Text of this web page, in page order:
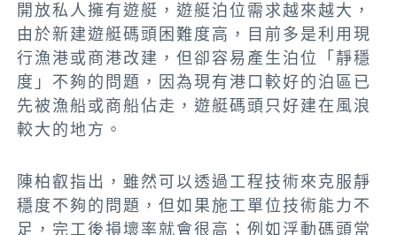
開放私人擁有遊艇，遊艇泊位需求越來越大，
由於新建遊艇碼頭困難度高，目前多是利用現
行漁港或商港改建，但卻容易產生泊位「靜穩
度」不夠的問題，因為現有港口較好的泊區已
先被漁船或商船佔走，遊艇碼頭只好建在風浪
較大的地方。
陳柏叡指出，雖然可以透過工程技術來克服靜
穩度不夠的問題，但如果施工單位技術能力不
足，完工後損壞率就會很高；例如浮動碼頭常